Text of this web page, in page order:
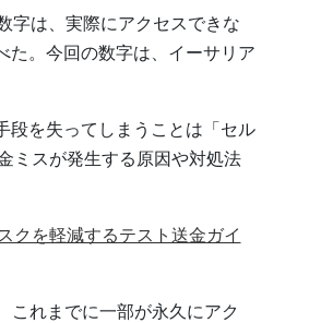
字は、実際にアクセスできな
た。今回の数字は、イーサリア
段を失ってしまうことは「セル
ミスが発生する原因や対処法
クを軽減するテスト送金ガイ
これまでに一部が永久にアク